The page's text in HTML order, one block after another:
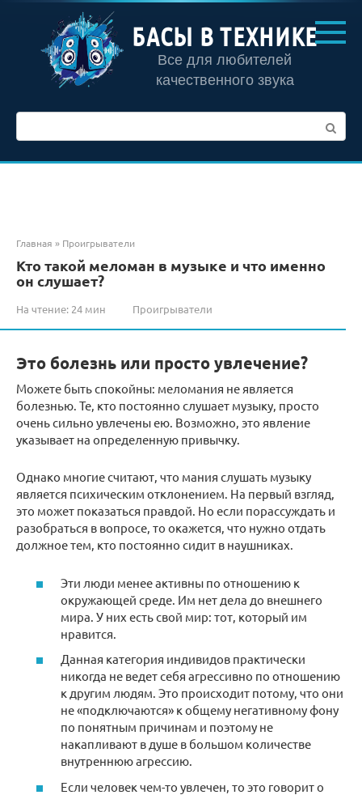
контенту
БАСЫ В ТЕХНИКЕ
Все для любителей
качественного звука
Главная » Проигрыватели
Кто такой меломан в музыке и что именно
он слушает?
На чтение: 24 мин Проигрыватели
Это болезнь или просто увлечение?
Можете быть спокойны: меломания не является
болезнью. Те, кто постоянно слушает музыку, просто
очень сильно увлечены ею. Возможно, это явление
указывает на определенную привычку.
Однако многие считают, что мания слушать музыку
является психическим отклонением. На первый взгляд,
это может показаться правдой. Но если порассуждать и
разобраться в вопросе, то окажется, что нужно отдать
должное тем, кто постоянно сидит в наушниках.
Эти люди менее активны по отношению к
окружающей среде. Им нет дела до внешнего
мира. У них есть свой мир: тот, который им
нравится.
Данная категория индивидов практически
никогда не ведет себя агрессивно по отношению
к другим людям. Это происходит потому, что они
не «подключаются» к общему негативному фону
по понятным причинам и поэтому не
накапливают в душе в большом количестве
внутреннюю агрессию.
Если человек чем-то увлечен, то это говорит о